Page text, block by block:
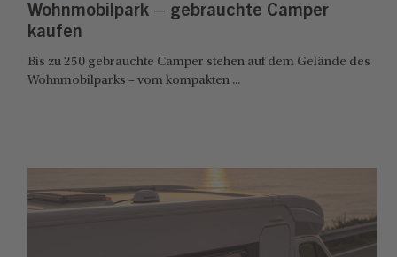
Wohnmobilpark – gebrauchte Camper
kaufen
Bis zu 250 gebrauchte Camper stehen auf dem Gelände des
Wohnmobilparks – vom kompakten ...